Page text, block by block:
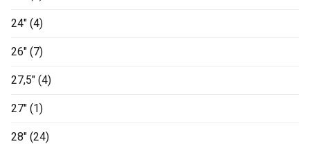
24" (4)
26" (7)
27,5" (4)
27" (1)
28" (24)